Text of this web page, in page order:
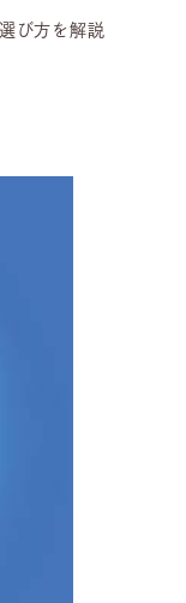
び方を解説